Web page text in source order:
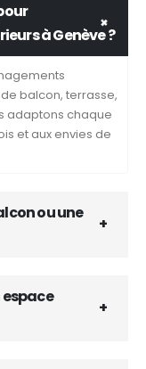
à Genève ?
balcon, terrasse,
adaptons chaque
et aux envies de
ou une
espace